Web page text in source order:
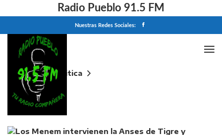
Radio Pueblo 91.5 FM
Nuestras Redes Sociales:
Home
Politica
Los Menem intervienen la Anses de Tigre y agravan
la interna libertaria